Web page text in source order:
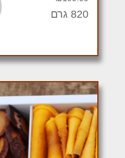
820 גרם